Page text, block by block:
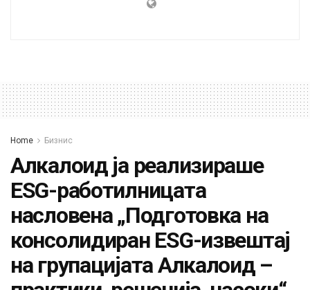
Home Бизнис
Алкалоид ја реализираше
ESG-работилницата
насловена „Подготовка на
консолидиран ESG-извештај
на групацијата Алкалоид –